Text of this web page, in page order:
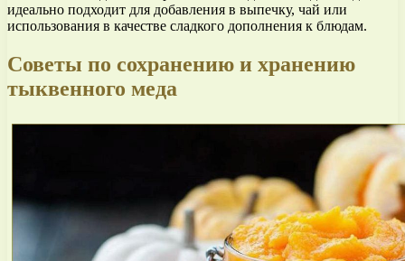
идеально подходит для добавления в выпечку, чай или
использования в качестве сладкого дополнения к блюдам.
Советы по сохранению и хранению
тыквенного меда